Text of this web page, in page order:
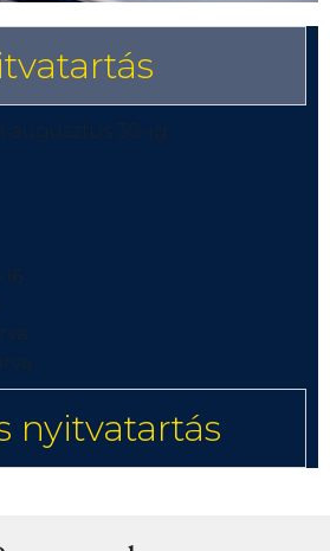
augusztus 30-ig:
nyitvatartás